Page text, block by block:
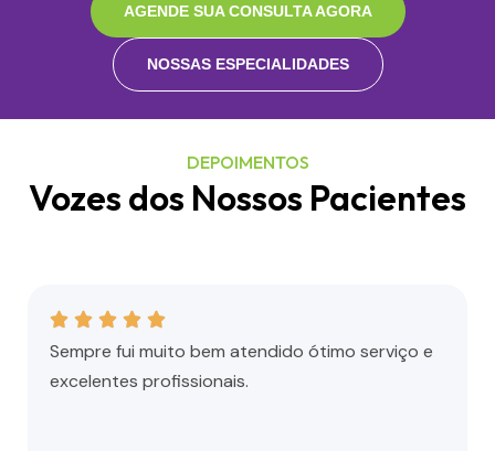
NOSSAS ESPECIALIDADES
AGENDE SUA CONSULTA AGORA
DEPOIMENTOS
Vozes dos Nossos Pacientes
Sempre fui muito bem atendido ótimo serviço e
excelentes profissionais.